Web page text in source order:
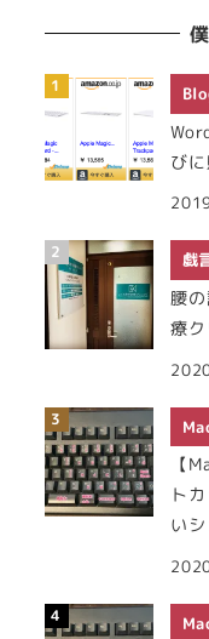
び
戯
腰
療
【
ト
い